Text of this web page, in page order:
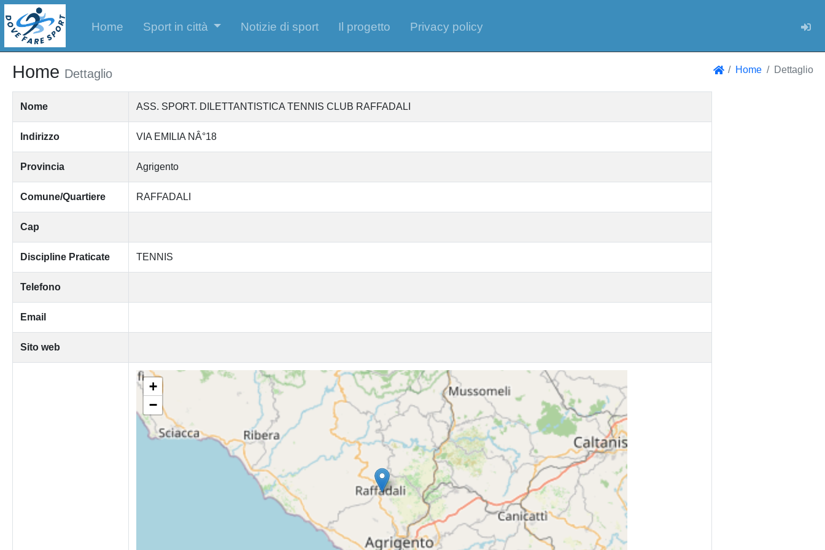
Home Sport in città Notizie di sport Il progetto Privacy policy
Home Dettaglio Home Dettaglio
Nome ASS. SPORT. DILETTANTISTICA TENNIS CLUB RAFFADALI
Indirizzo VIA EMILIA NÂ°18
Provincia Agrigento
Comune/Quartiere RAFFADALI
Cap
Discipline Praticate TENNIS
Telefono
Email
Sito web
+
−